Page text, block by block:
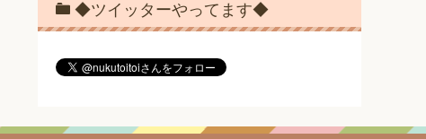
◆ツイッターやってます◆